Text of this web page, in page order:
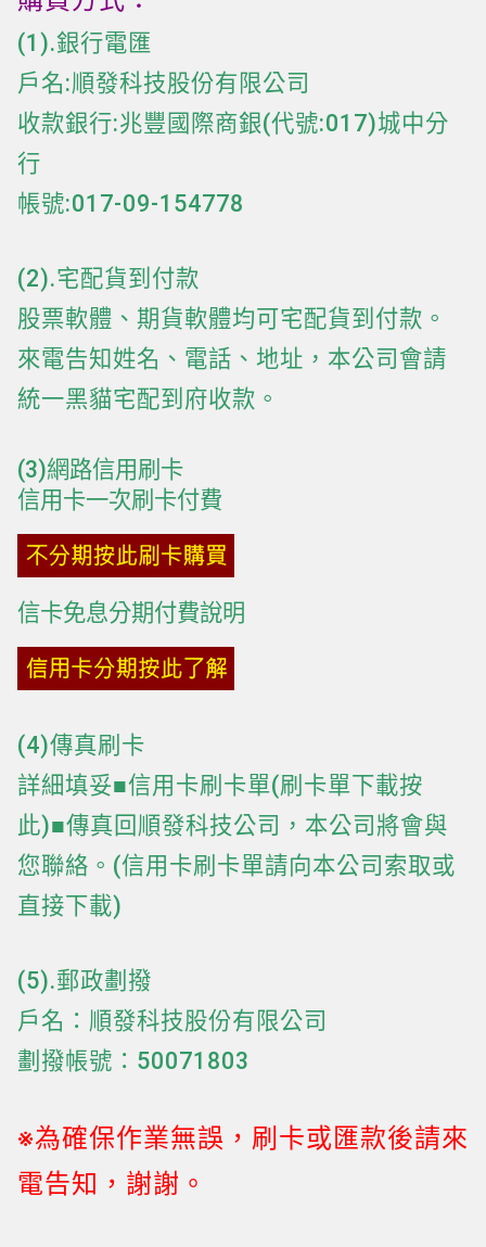
(1).銀行電匯
戶名:順發科技股份有限公司
收款銀行:兆豐國際商銀(代號:017)城中分
行
帳號:017-09-154778
(2).宅配貨到付款
股票軟體、期貨軟體均可宅配貨到付款。
來電告知姓名、電話、地址，本公司會請
統一黑貓宅配到府收款。
(3)網路信用刷卡
信用卡一次刷卡付費
信卡免息分期付費說明
(4)傳真刷卡
詳細填妥■信用卡刷卡單(刷卡單下載按
此)■傳真回順發科技公司，本公司將會與
您聯絡。(信用卡刷卡單請向本公司索取或
直接下載)
(5).郵政劃撥
戶名：順發科技股份有限公司
劃撥帳號：50071803
※為確保作業無誤，刷卡或匯款後請來
電告知，謝謝。